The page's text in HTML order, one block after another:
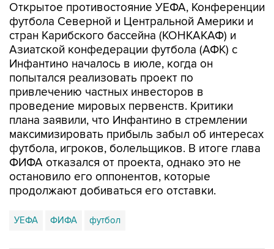
Открытое противостояние УЕФА, Конференции
футбола Северной и Центральной Америки и
стран Карибского бассейна (КОНКАКАФ) и
Азиатской конфедерации футбола (АФК) с
Инфантино началось в июле, когда он
попытался реализовать проект по
привлечению частных инвесторов в
проведение мировых первенств. Критики
плана заявили, что Инфантино в стремлении
максимизировать прибыль забыл об интересах
футбола, игроков, болельщиков. В итоге глава
ФИФА отказался от проекта, однако это не
остановило его оппонентов, которые
продолжают добиваться его отставки.
УЕФА ФИФА футбол